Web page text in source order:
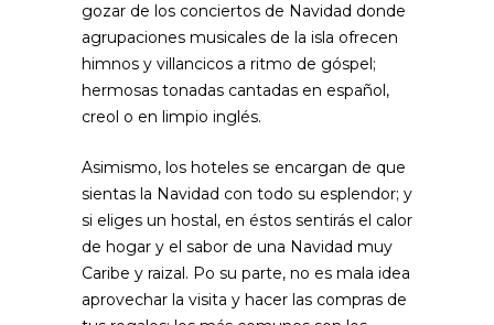
gozar de los conciertos de Navidad donde
agrupaciones musicales de la isla ofrecen
himnos y villancicos a ritmo de góspel;
hermosas tonadas cantadas en español,
creol o en limpio inglés.
Asimismo, los hoteles se encargan de que
sientas la Navidad con todo su esplendor; y
si eliges un hostal, en éstos sentirás el calor
de hogar y el sabor de una Navidad muy
Caribe y raizal. Po su parte, no es mala idea
aprovechar la visita y hacer las compras de